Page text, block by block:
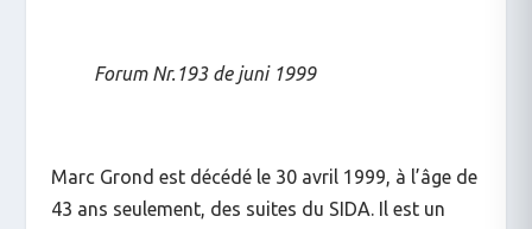
Forum Nr.193 de juni 1999
Marc Grond est décédé le 30 avril 1999, à l’âge de
43 ans seulement, des suites du SIDA. Il est un